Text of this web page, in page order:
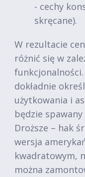
- cechy
skręcane).
W rezultacie
różnić się w
dokładnie
użytkowania i
będzie
Droższe – hak
wersja
kwadratowym,
można